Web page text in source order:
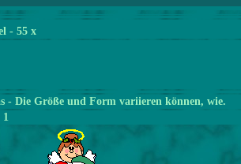
- 55 x
- Die Größe und Form variieren können, wie.
1